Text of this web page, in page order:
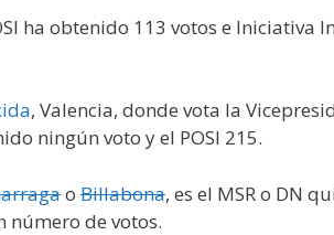
ha obtenido 113 votos e Iniciativa
, Valencia, donde vota la
ningún voto y el POSI 215.
o Billabona, es el MSR o DN
número de votos.